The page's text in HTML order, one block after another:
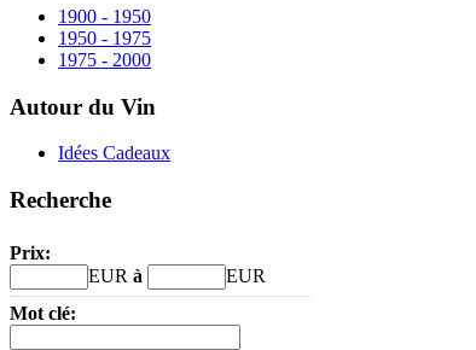
1900 - 1950
1950 - 1975
1975 - 2000
Autour du Vin
Idées Cadeaux
Recherche
Prix:
EUR à
EUR
Mot clé: